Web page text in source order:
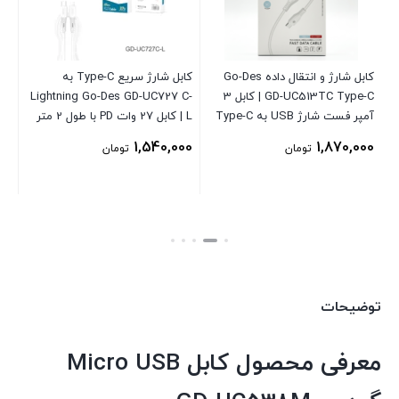
کابل شارژ و انتقال داده Go-Des
GD-UC513TC Type-C | کابل 3
آمپر فست شارژ USB به Type-C
1,870,000 تومان
کابل شارژ سریع Type-C به
Lightning Go-Des GD-UC727 C-
L | کابل 27 وات PD با طول 2 متر
1,540,000 تومان
توضیحات
معرفی محصول کابل Micro USB